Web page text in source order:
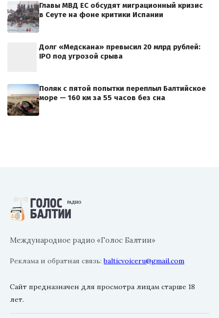
Главы МВД ЕС обсудят миграционный кризис
в Сеуте на фоне критики Испании
Долг «Медскана» превысил 20 млрд рублей:
IPO под угрозой срыва
Поляк с пятой попытки переплыл Балтийское
море — 160 км за 55 часов без сна
Международное радио «Голос Балтии»
Реклама и обратная связь:balticvoiceru@gmail.com
Сайт предназначен для просмотра лицам старше 18
лет.